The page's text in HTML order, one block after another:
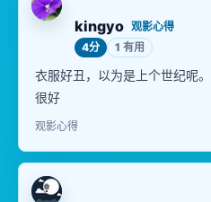
kingyo 观影心得
4分
1 有用
衣服好丑，以为是上个世纪呢
很好
观影心得